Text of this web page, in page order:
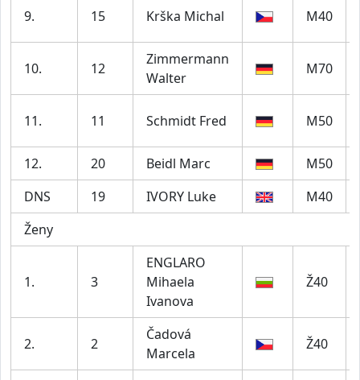
9. 15 Krška Michal M40
10. 12
Zimmermann
Walter
M70
11. 11 Schmidt Fred M50
12. 20 Beidl Marc M50
DNS
19 IVORY Luke M40
Ženy
1. 3
ENGLARO
Mihaela
Ivanova
Ž40
2. 2
Čadová
Marcela
Ž40